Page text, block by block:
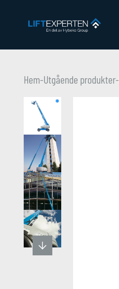
Hem-Utgående produkter-